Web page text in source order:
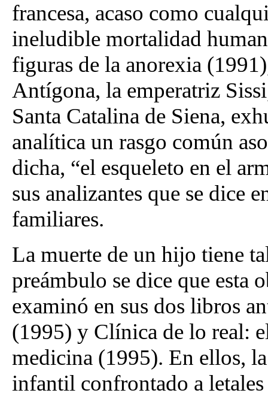
francesa, acaso como
ineludible mortalidad
figuras de la anorexia
Antígona, la emperatriz
Santa Catalina de Siena,
analítica un rasgo común
dicha, “el esqueleto en el
sus analizantes que se dice
familiares.
La muerte de un hijo tiene
preámbulo se dice que esta
examinó en sus dos libros
(1995) y Clínica de lo real:
medicina (1995). En ellos,
infantil confrontado a letales